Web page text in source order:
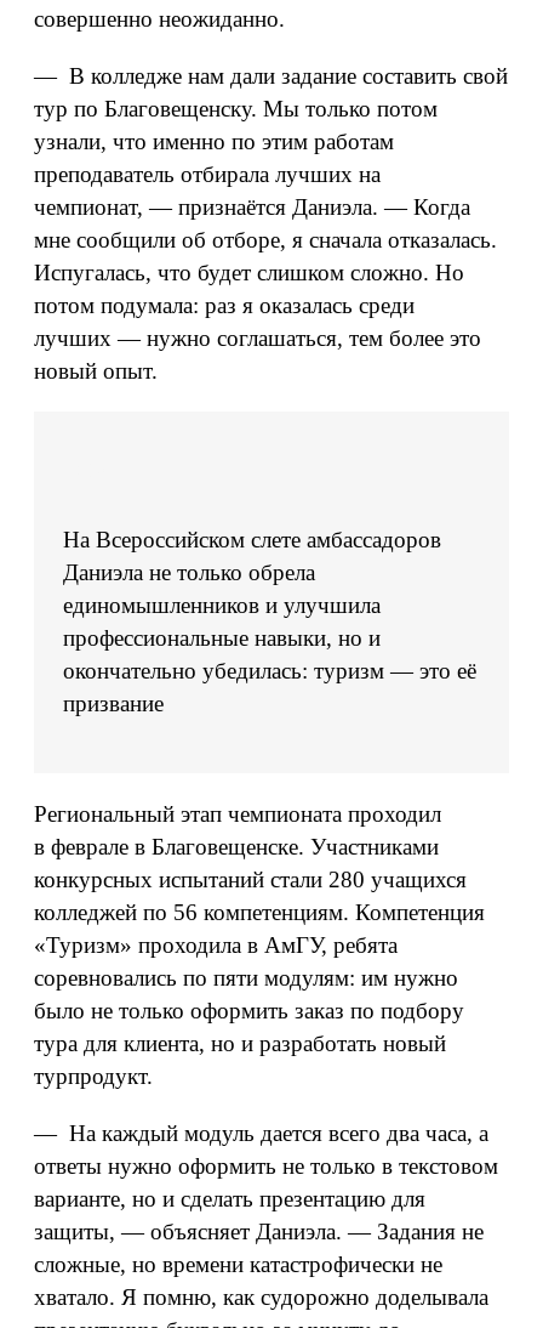
совершенно неожиданно.
— В колледже нам дали задание составить свой
тур по Благовещенску. Мы только потом
узнали, что именно по этим работам
преподаватель отбирала лучших на
чемпионат, — признаётся Даниэла. — Когда
мне сообщили об отборе, я сначала отказалась.
Испугалась, что будет слишком сложно. Но
потом подумала: раз я оказалась среди
лучших — нужно соглашаться, тем более это
новый опыт.
На Всероссийском слете амбассадоров
Даниэла не только обрела
единомышленников и улучшила
профессиональные навыки, но и
окончательно убедилась: туризм — это её
призвание
Региональный этап чемпионата проходил
в феврале в Благовещенске. Участниками
конкурсных испытаний стали 280 учащихся
колледжей по 56 компетенциям. Компетенция
«Туризм» проходила в АмГУ, ребята
соревновались по пяти модулям: им нужно
было не только оформить заказ по подбору
тура для клиента, но и разработать новый
турпродукт.
— На каждый модуль дается всего два часа, а
ответы нужно оформить не только в текстовом
варианте, но и сделать презентацию для
защиты, — объясняет Даниэла. — Задания не
сложные, но времени катастрофически не
хватало. Я помню, как судорожно доделывала